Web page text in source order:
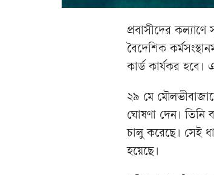
প্রবাসীদের কল্যাণে
বৈদেশিক
কার্ড কার্যকর হবে।
২৯ মে
ঘোষণা দেন। তিনি
চালু করেছে। সেই
হয়েছে।